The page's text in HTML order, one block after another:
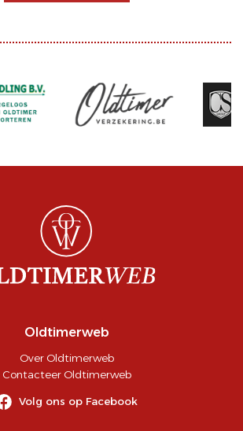
Oldtimerweb
Over Oldtimerweb
Contacteer Oldtimerweb
Volg ons op Facebook